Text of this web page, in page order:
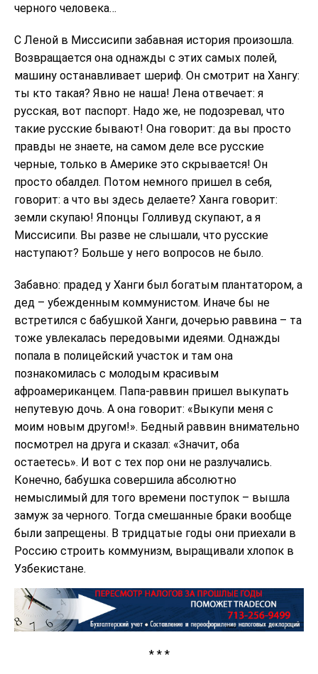
черного человека…
С Леной в Миссисипи забавная история произошла.
Возвращается она однажды с этих самых полей,
машину останавливает шериф. Он смотрит на Хангу:
ты кто такая? Явно не наша! Лена отвечает: я
русская, вот паспорт. Надо же, не подозревал, что
такие русские бывают! Она говорит: да вы просто
правды не знаете, на самом деле все русские
черные, только в Америке это скрывается! Он
просто обалдел. Потом немного пришел в себя,
говорит: а что вы здесь делаете? Ханга говорит:
земли скупаю! Японцы Голливуд скупают, а я
Миссисипи. Вы разве не слышали, что русские
наступают? Больше у него вопросов не было.
Забавно: прадед у Ханги был богатым плантатором, а
дед – убежденным коммунистом. Иначе бы не
встретился с бабушкой Ханги, дочерью раввина – та
тоже увлекалась передовыми идеями. Однажды
попала в полицейский участок и там она
познакомилась с молодым красивым
афроамериканцем. Папа-раввин пришел выкупать
непутевую дочь. А она говорит: «Выкупи меня с
моим новым другом!». Бедный раввин внимательно
посмотрел на друга и сказал: «Значит, оба
остаетесь». И вот с тех пор они не разлучались.
Конечно, бабушка совершила абсолютно
немыслимый для того времени поступок – вышла
замуж за черного. Тогда смешанные браки вообще
были запрещены. В тридцатые годы они приехали в
Россию строить коммунизм, выращивали хлопок в
Узбекистане.
* * *